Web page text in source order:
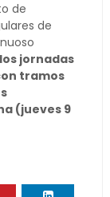
de
de
jornadas
tramos
(jueves 9